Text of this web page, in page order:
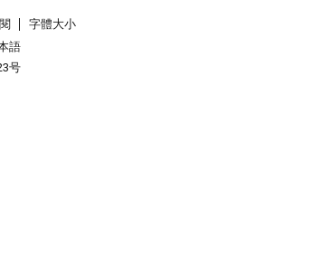
字體大小
語
号